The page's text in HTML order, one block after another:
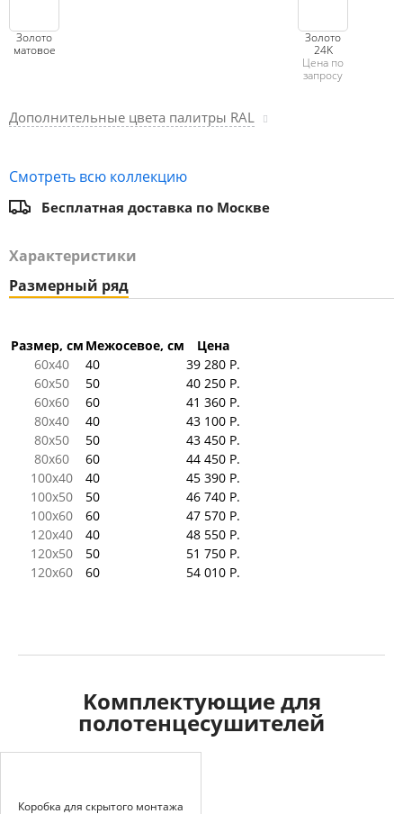
Золото
матовое
Золото
24K
Цена по
запросу
Дополнительные цвета палитры RAL
Смотреть всю коллекцию
Бесплатная доставка по Москве
Характеристики
Размерный ряд
Размер, см Межосевое, см
Цена
60x40
40
39 280 Р.
60x50
50
40 250 Р.
60x60
60
41 360 Р.
80x40
40
43 100 Р.
80x50
50
43 450 Р.
80x60
60
44 450 Р.
100x40
40
45 390 Р.
100x50
50
46 740 Р.
100x60
60
47 570 Р.
120x40
40
48 550 Р.
120x50
50
51 750 Р.
120x60
60 54 010 Р.
Kомплектующие для
полотенцесушителей
Коробка для скрытого монтажа